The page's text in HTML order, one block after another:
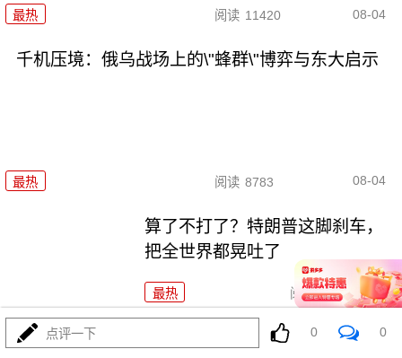
最热 阅读 11420 08-04
千机压境：俄乌战场上的\"蜂群\"博弈与东大启示
最热 阅读 8783 08-04
算了不打了？特朗普这脚刹车，
把全世界都晃吐了
最热 阅读 16089
一张图让印度陷入死寂，五枚金牌背后的终极真相
点评一下 0 0